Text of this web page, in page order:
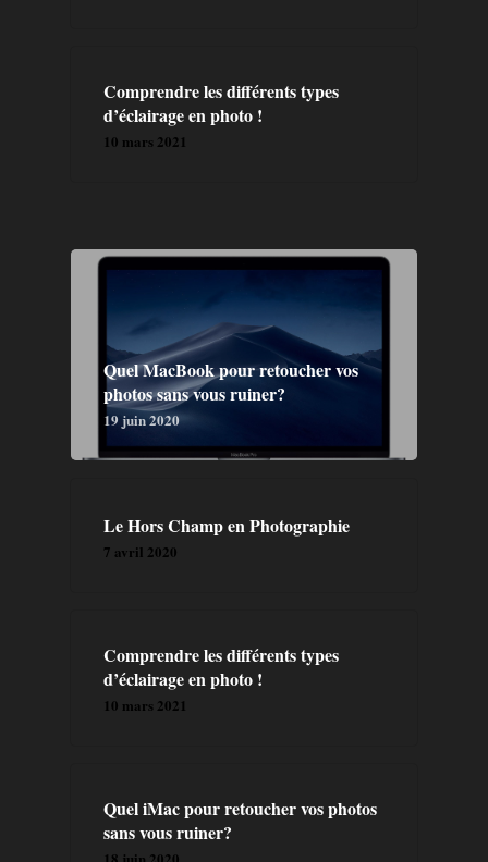
Comprendre les différents types
d’éclairage en photo !
10 mars 2021
Quel MacBook pour retoucher vos
photos sans vous ruiner?
19 juin 2020
Le Hors Champ en Photographie
7 avril 2020
Comprendre les différents types
d’éclairage en photo !
10 mars 2021
Quel iMac pour retoucher vos photos
sans vous ruiner?
A PROPOS
BLOG